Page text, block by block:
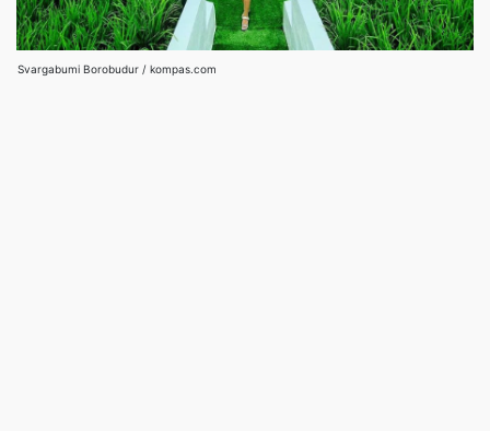
Svargabumi Borobudur / kompas.com